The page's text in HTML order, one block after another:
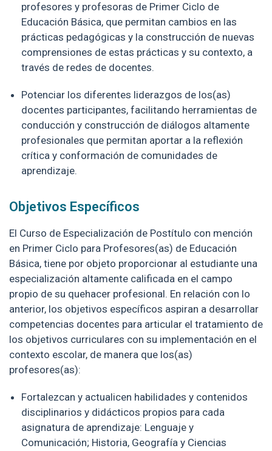
profesores y profesoras de Primer Ciclo de
Educación Básica, que permitan cambios en las
prácticas pedagógicas y la construcción de nuevas
comprensiones de estas prácticas y su contexto, a
través de redes de docentes.
Potenciar los diferentes liderazgos de los(as)
docentes participantes, facilitando herramientas de
conducción y construcción de diálogos altamente
profesionales que permitan aportar a la reflexión
crítica y conformación de comunidades de
aprendizaje.
Objetivos Específicos
El Curso de Especialización de Postítulo con mención
en Primer Ciclo para Profesores(as) de Educación
Básica, tiene por objeto proporcionar al estudiante una
especialización altamente calificada en el campo
propio de su quehacer profesional. En relación con lo
anterior, los objetivos específicos aspiran a desarrollar
competencias docentes para articular el tratamiento de
los objetivos curriculares con su implementación en el
contexto escolar, de manera que los(as)
profesores(as):
Fortalezcan y actualicen habilidades y contenidos
disciplinarios y didácticos propios para cada
asignatura de aprendizaje: Lenguaje y
Comunicación; Historia, Geografía y Ciencias